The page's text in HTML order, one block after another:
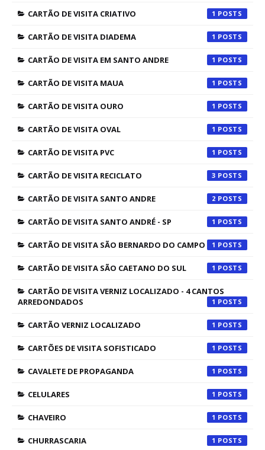
CARTÃO DE VISITA CRIATIVO 1
CARTÃO DE VISITA DIADEMA 1
CARTÃO DE VISITA EM SANTO ANDRE 1
CARTÃO DE VISITA MAUA 1
CARTÃO DE VISITA OURO 1
CARTÃO DE VISITA OVAL 1
CARTÃO DE VISITA PVC 1
CARTÃO DE VISITA RECICLATO 3
CARTÃO DE VISITA SANTO ANDRE 2
CARTÃO DE VISITA SANTO ANDRÉ - SP 1
CARTÃO DE VISITA SÃO BERNARDO DO CAMPO 1
CARTÃO DE VISITA SÃO CAETANO DO SUL 1
CARTÃO DE VISITA VERNIZ LOCALIZADO - 4 CANTOS
ARREDONDADOS
1
CARTÃO VERNIZ LOCALIZADO 1
CARTÕES DE VISITA SOFISTICADO 1
CAVALETE DE PROPAGANDA 1
CELULARES 1
CHAVEIRO 1
CHURRASCARIA 1